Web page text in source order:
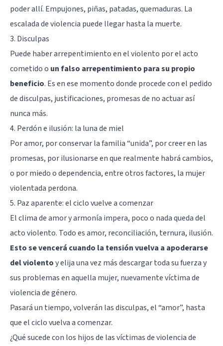
poder allí. Empujones, piñas, patadas, quemaduras. La
escalada de violencia puede llegar hasta la muerte.
3. Disculpas
Puede haber arrepentimiento en el violento por el acto
cometido o un falso arrepentimiento para su propio
beneficio. Es en ese momento donde procede con el pedido
de disculpas, justificaciones, promesas de no actuar así
nunca más.
4. Perdón e ilusión: la luna de miel
Por amor, por conservar la familia “unida”, por creer en las
promesas, por ilusionarse en que realmente habrá cambios,
o por miedo o dependencia, entre otros factores, la mujer
violentada perdona.
5. Paz aparente: el ciclo vuelve a comenzar
El clima de amor y armonía impera, poco o nada queda del
acto violento. Todo es amor, reconciliación, ternura, ilusión.
Esto se vencerá cuando la tensión vuelva a apoderarse
del violentoy elija una vez más descargar toda su fuerza y
sus problemas en aquella mujer, nuevamente víctima de
violencia de género.
Pasará un tiempo, volverán las disculpas, el “amor”, hasta
que el ciclo vuelva a comenzar.
¿Qué sucede con los hijos de las víctimas de violencia de